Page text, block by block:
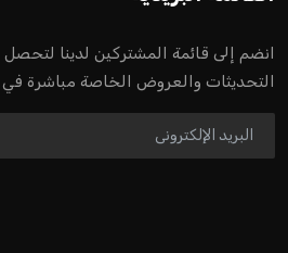
عمر إبراهيم 22 يوليو 2026
مستثمر هندي
حصة في نادي